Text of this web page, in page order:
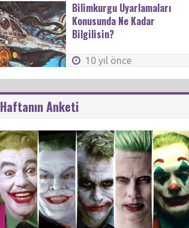
Bilimkurgu Uyarlamaları
Konusunda Ne Kadar
Bilgilisin?
10 yıl önce
Haftanın Anketi